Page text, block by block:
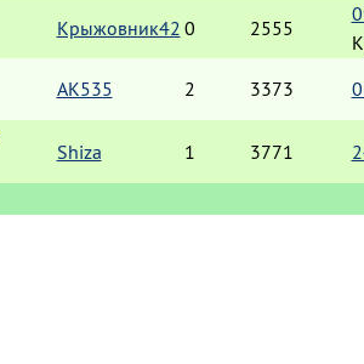
Крыжовник42 0 2555
AK535 2 3373
Shiza 1 3771